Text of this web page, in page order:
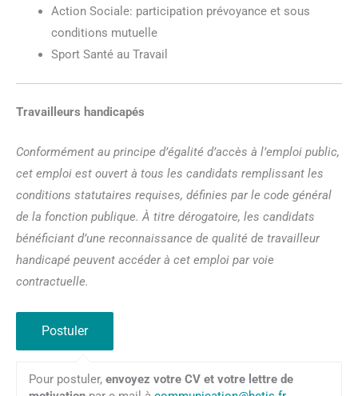
Action Sociale: participation prévoyance et sous
conditions mutuelle
Sport Santé au Travail
Travailleurs handicapés
Conformément au principe d’égalité d’accès à l’emploi public,
cet emploi est ouvert à tous les candidats remplissant les
conditions statutaires requises, définies par le code général
de la fonction publique. À titre dérogatoire, les candidats
bénéficiant d’une reconnaissance de qualité de travailleur
handicapé peuvent accéder à cet emploi par voie
contractuelle.
Pour postuler, envoyez votre CV et votre lettre de